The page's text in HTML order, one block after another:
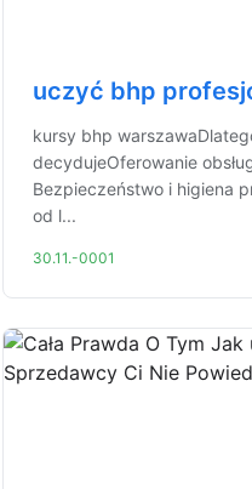
uczyć bhp
kursy bhp
decydujeOferowanie
Bezpieczeństwo i higiena
od l...
30.11.-0001